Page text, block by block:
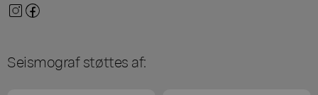
Seismograf støttes af: